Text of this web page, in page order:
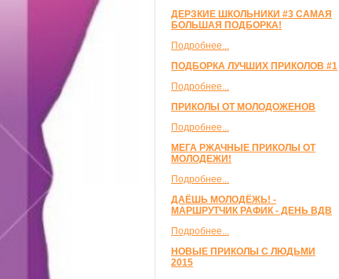
ДЕРЗКИЕ ШКОЛЬНИКИ #3 САМАЯ
БОЛЬШАЯ ПОДБОРКА!
Подробнее...
ПОДБОРКА ЛУЧШИХ ПРИКОЛОВ #1
Подробнее...
ПРИКОЛЫ ОТ МОЛОДОЖЕНОВ
Подробнее...
МЕГА РЖАЧНЫЕ ПРИКОЛЫ ОТ
МОЛОДЕЖИ!
Подробнее...
ДАЁШЬ МОЛОДЁЖЬ! -
МАРШРУТЧИК РАФИК - ДЕНЬ ВДВ
Подробнее...
НОВЫЕ ПРИКОЛЫ С ЛЮДЬМИ
2015